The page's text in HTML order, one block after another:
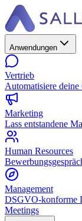
Anwendungen
Vertrieb
Automatisiere
Marketing
Lass entstandene
Human Resources
Management
DSGVO-konforme
Meetings